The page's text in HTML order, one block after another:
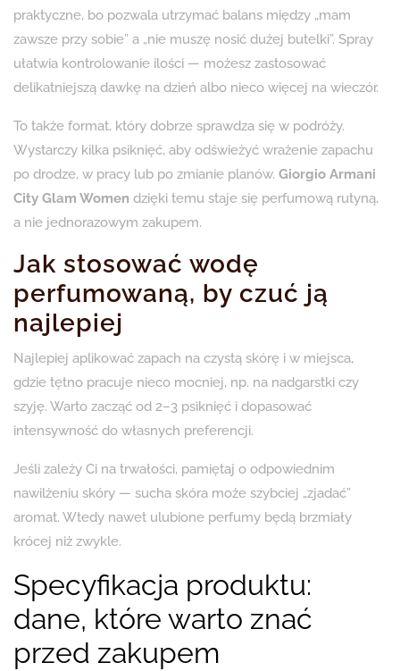
praktyczne, bo pozwala utrzymać balans między „mam
zawsze przy sobie” a „nie muszę nosić dużej butelki”. Spray
ułatwia kontrolowanie ilości — możesz zastosować
delikatniejszą dawkę na dzień albo nieco więcej na wieczór.
To także format, który dobrze sprawdza się w podróży.
Wystarczy kilka psiknięć, aby odświeżyć wrażenie zapachu
po drodze, w pracy lub po zmianie planów. Giorgio Armani
City Glam Women dzięki temu staje się perfumową rutyną,
a nie jednorazowym zakupem.
Jak stosować wodę
perfumowaną, by czuć ją
najlepiej
Najlepiej aplikować zapach na czystą skórę i w miejsca,
gdzie tętno pracuje nieco mocniej, np. na nadgarstki czy
szyję. Warto zacząć od 2–3 psiknięć i dopasować
intensywność do własnych preferencji.
Jeśli zależy Ci na trwałości, pamiętaj o odpowiednim
nawilżeniu skóry — sucha skóra może szybciej „zjadać”
aromat. Wtedy nawet ulubione perfumy będą brzmiały
krócej niż zwykle.
Specyfikacja produktu:
dane, które warto znać
przed zakupem